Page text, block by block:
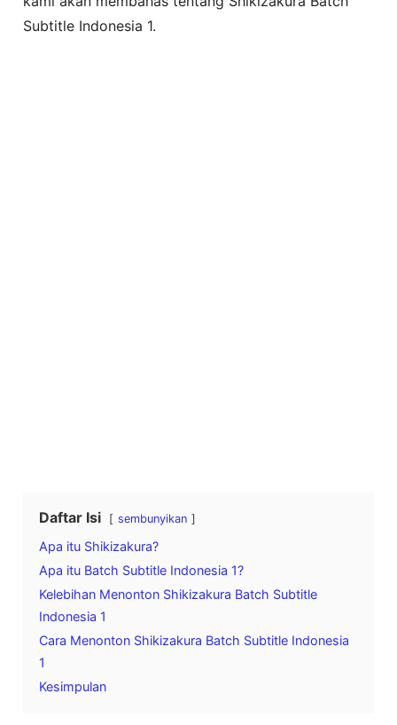
Subtitle Indonesia 1.
Daftar Isi sembunyikan
Apa itu Shikizakura?
Apa itu Batch Subtitle Indonesia 1?
Kelebihan Menonton Shikizakura Batch Subtitle
Indonesia 1
Cara Menonton Shikizakura Batch Subtitle Indonesia
1
Kesimpulan